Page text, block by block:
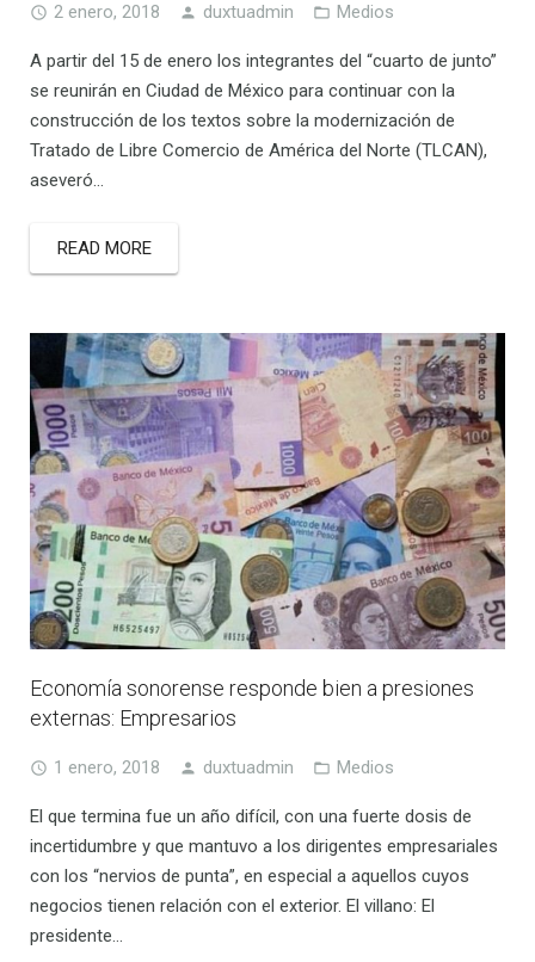
2 enero, 2018 duxtuadmin Medios
A partir del 15 de enero los integrantes del “cuarto de junto”
se reunirán en Ciudad de México para continuar con la
construcción de los textos sobre la modernización de
Tratado de Libre Comercio de América del Norte (TLCAN),
aseveró…
READ MORE
Economía sonorense responde bien a presiones
externas: Empresarios
1 enero, 2018 duxtuadmin Medios
El que termina fue un año difícil, con una fuerte dosis de
incertidumbre y que mantuvo a los dirigentes empresariales
con los “nervios de punta”, en especial a aquellos cuyos
negocios tienen relación con el exterior. El villano: El
presidente…